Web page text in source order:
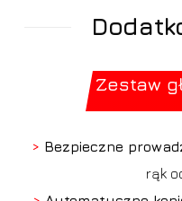
Zestaw
> Bezpieczne
rąk